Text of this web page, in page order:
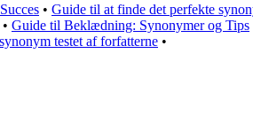
• Guide til at finde det perfekte
• Guide til Beklædning: Synonymer og Tips
testet af forfatterne •